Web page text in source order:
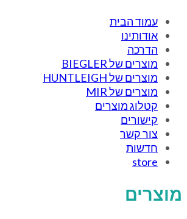
עמוד הבית
אודותינו
הדרכה
מוצרים של BIEGLER
מוצרים של HUNTLEIGH
מוצרים של MIR
קטלוג מוצרים
קישורים
צור קשר
חדשות
store
מוצרים